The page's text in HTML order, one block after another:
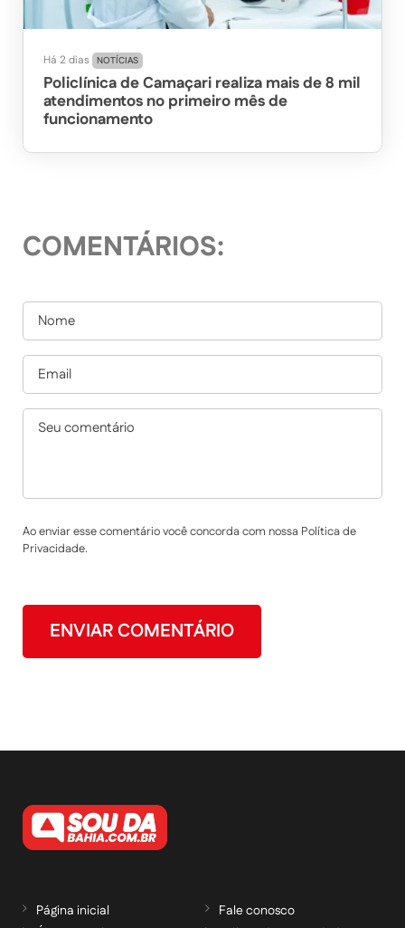
Há 2 dias NOTÍCIAS
Policlínica de Camaçari realiza mais de 8 mil
atendimentos no primeiro mês de
funcionamento
COMENTÁRIOS:
Ao enviar esse comentário você concorda com nossa Política de
Privacidade.
Página inicial
Fale conosco